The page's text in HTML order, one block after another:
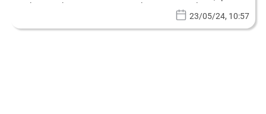
podem mudar sempre que um dispositivo se liga à
Internet, os IPs estáticos permanecem os mesmos.
23/05/24, 10:57